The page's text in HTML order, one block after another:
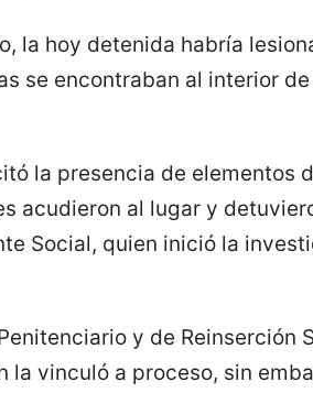
la hoy detenida habría
se encontraban al interior
la presencia de elementos
acudieron al lugar y
Social, quien inició la
y de Reinserción
vinculó a proceso, sin